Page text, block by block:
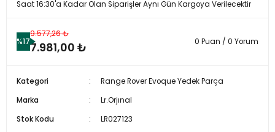
Saat 16:30'a Kadar Olan Siparişler Aynı Gün Kargoya Verilecektir
%17
9.577,26 ₺
7.981,00 ₺ 0 Puan / 0 Yorum
Kategori
Range Rover Evoque Yedek Parça
Marka
Lr.Orjınal
Stok Kodu
LR027123